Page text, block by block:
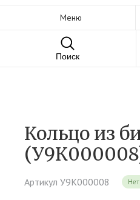
Меню
Поиск
Кольцо из
Артикул У9К000008 Нет